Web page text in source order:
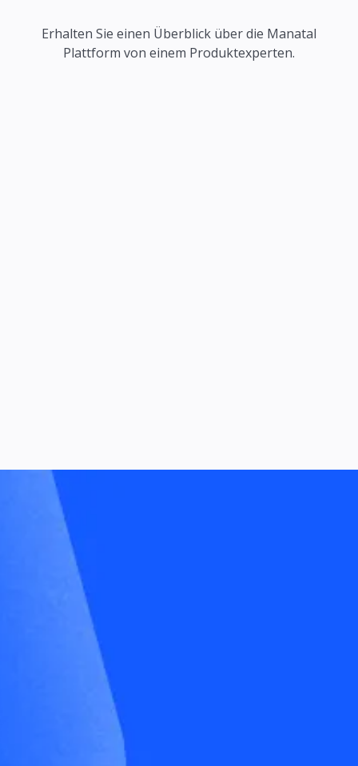
Erhalten Sie einen Überblick über die Manatal
Plattform von einem Produktexperten.